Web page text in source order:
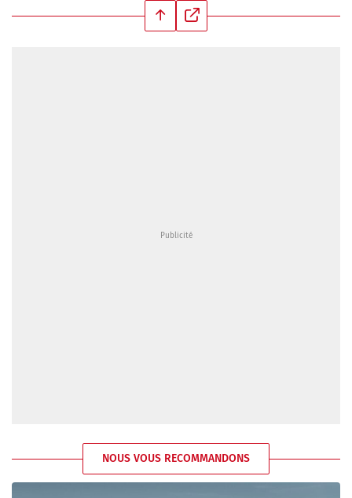
NOUS VOUS RECOMMANDONS